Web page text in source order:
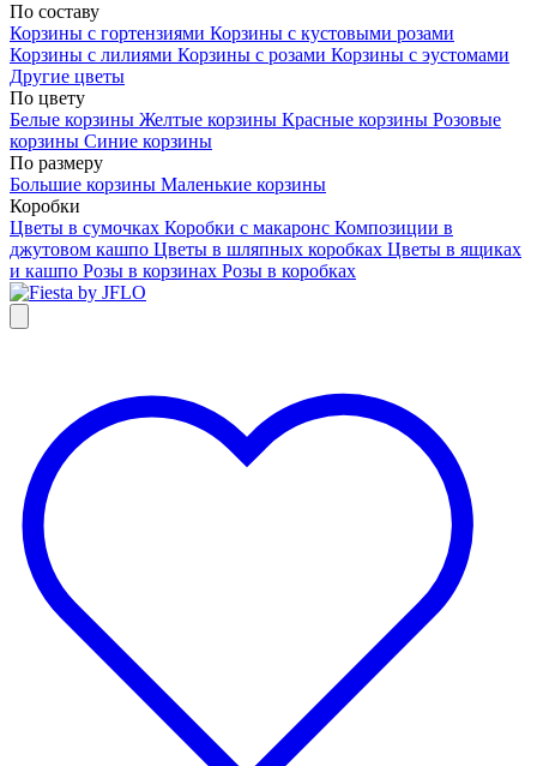
По составу
Корзины с гортензиями Корзины с кустовыми розами
Корзины с лилиями Корзины с розами Корзины с эустомами
Другие цветы
По цвету
Белые корзины Желтые корзины Красные корзины Розовые
корзины Синие корзины
По размеру
Большие корзины Маленькие корзины
Коробки
Цветы в сумочках Коробки с макаронс Композиции в
джутовом кашпо Цветы в шляпных коробках Цветы в ящиках
и кашпо Розы в корзинах Розы в коробках